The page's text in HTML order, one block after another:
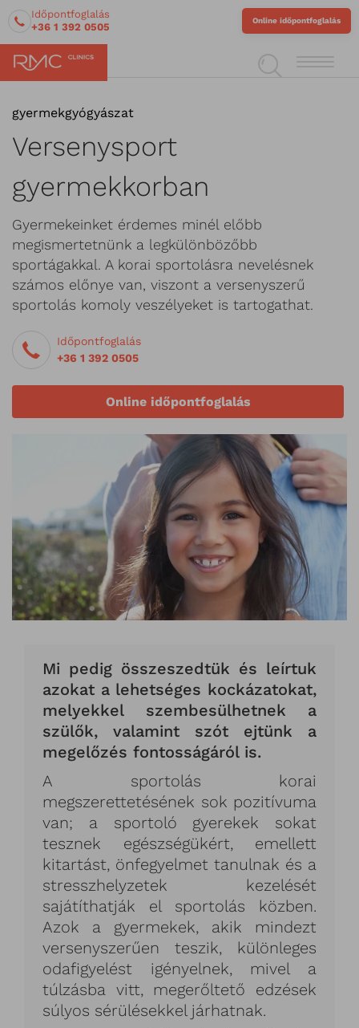
Időpontfoglalás
+36 1 392 0505
Online időpontfoglalás
gyermekgyógyászat
Versenysport
gyermekkorban
Gyermekeinket érdemes minél előbb
megismertetnünk a legkülönbözőbb
sportágakkal. A korai sportolásra nevelésnek
számos előnye van, viszont a versenyszerű
sportolás komoly veszélyeket is tartogathat.
Időpontfoglalás
+36 1 392 0505
Online időpontfoglalás
Mi pedig összeszedtük és leírtuk
azokat a lehetséges kockázatokat,
melyekkel szembesülhetnek a
szülők, valamint szót ejtünk a
megelőzés fontosságáról is.
A sportolás korai
megszerettetésének sok pozitívuma
van; a sportoló gyerekek sokat
tesznek egészségükért, emellett
kitartást, önfegyelmet tanulnak és a
stresszhelyzetek kezelését
sajátíthatják el sportolás közben.
Azok a gyermekek, akik mindezt
versenyszerűen teszik, különleges
odafigyelést igényelnek, mivel a
túlzásba vitt, megerőltető edzések
súlyos sérülésekkel járhatnak.